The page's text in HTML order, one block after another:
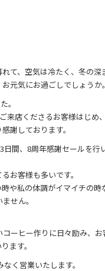
て、空気は冷たく、冬の深
元気にお過ごしでしょうか。
。
来店くださるお客様はじめ
謝しております。
間、8周年感謝セールを
お客様も多いです。
や私の体調がイマイチの
せん。
ーヒー作りに日々励み、
ます。
く営業いたします。